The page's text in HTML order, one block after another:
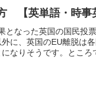
【英単語・時事
となった英国の国民投
に、英国のEU離脱は
なりそうです。ところ